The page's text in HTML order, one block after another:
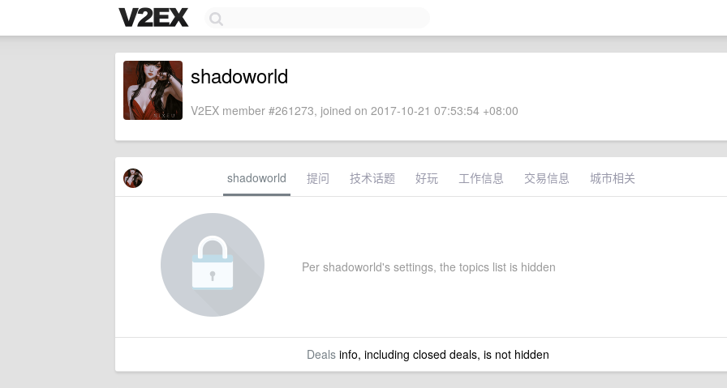
shadoworld
V2EX member #261273, joined on 2017-10-21 07:53:54 +08:00
shadoworld 提问 技术话题 好玩 工作信息 交易信息 城市相关
Per shadoworld's settings, the topics list is hidden
Dealsinfo, including closed deals, is not hidden